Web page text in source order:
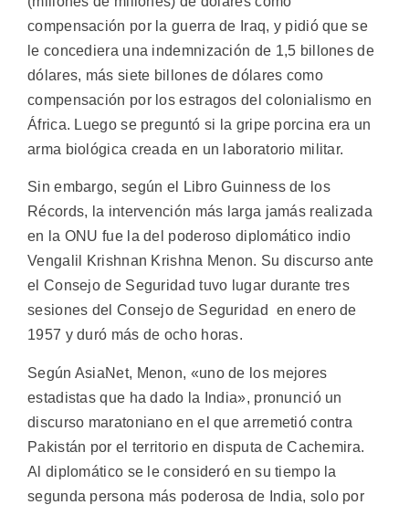
compensación por la guerra de Iraq, y pidió que se
le concediera una indemnización de 1,5 billones de
dólares, más siete billones de dólares como
compensación por los estragos del colonialismo en
África. Luego se preguntó si la gripe porcina era un
arma biológica creada en un laboratorio militar.
Sin embargo, según el Libro Guinness de los
Récords, la intervención más larga jamás realizada
en la ONU fue la del poderoso diplomático indio
Vengalil Krishnan Krishna Menon. Su discurso ante
el Consejo de Seguridad tuvo lugar durante tres
sesiones del Consejo de Seguridad en enero de
1957 y duró más de ocho horas.
Según AsiaNet, Menon, «uno de los mejores
estadistas que ha dado la India», pronunció un
discurso maratoniano en el que arremetió contra
Pakistán por el territorio en disputa de Cachemira.
Al diplomático se le consideró en su tiempo la
segunda persona más poderosa de India, solo por